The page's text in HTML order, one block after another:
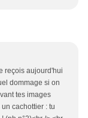
reçois aujourd'hui
dommage si on
tes images
cachottier : tu